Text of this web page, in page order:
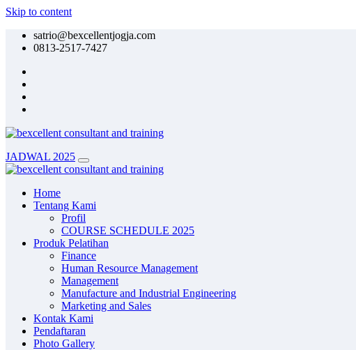
Skip to content
satrio@bexcellentjogja.com
0813-2517-7427
JADWAL 2025
Home
Tentang Kami
Profil
COURSE SCHEDULE 2025
Produk Pelatihan
Finance
Human Resource Management
Management
Manufacture and Industrial Engineering
Marketing and Sales
Kontak Kami
Pendaftaran
Photo Gallery